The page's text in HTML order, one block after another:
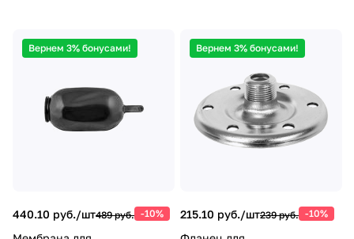
Вернем 3% бонусами!
440.10 руб./шт489 руб. -10%
Вернем 3% бонусами!
215.10 руб./шт239 руб. -10%